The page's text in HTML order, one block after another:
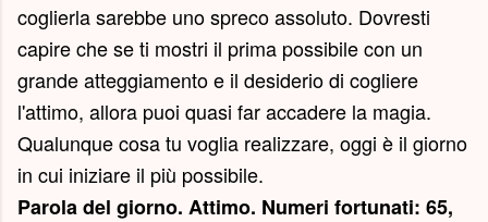
coglierla sarebbe uno spreco assoluto. Dovresti
capire che se ti mostri il prima possibile con un
grande atteggiamento e il desiderio di cogliere
l'attimo, allora puoi quasi far accadere la magia.
Qualunque cosa tu voglia realizzare, oggi è il giorno
in cui iniziare il più possibile.
Parola del giorno. Attimo. Numeri fortunati: 65,